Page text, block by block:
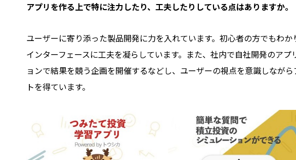
――アプリを作る上で特に注力したり、工夫したりしている点はありますか。
ユーザーに寄り添った製品開発に力を入れています。初心者の方でもわか
インターフェースに工夫を凝らしています。また、社内で自社開発のア
ョンで結果を競う企画を開催するなどし、ユーザーの視点を意識しなが
トを得ています。